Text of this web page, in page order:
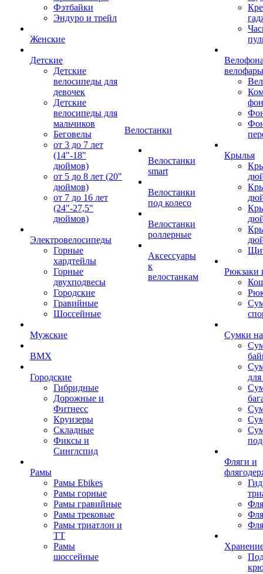
Фэтбайки
Эндуро и трейл
Женские
Детские
Детские
велосипеды для
девочек
Детские
велосипеды для
мальчиков
Беговелы
от 3 до 7 лет
(14"-18"
дюймов)
от 5 до 8 лет (20"
дюймов)
от 7 до 16 лет
(24"-27,5"
дюймов)
Электровелосипеды
Горные
хардтейлы
Горные
двухподвесы
Городские
Гравийные
Шоссейные
Мужские
BMX
Городские
Гибридные
Дорожные и
Фитнесс
Круизеры
Складные
Фиксы и
Синглспид
Рамы
Рамы Ebikes
Рамы горные
Рамы гравийные
Рамы трековые
Рамы триатлон и
ТТ
Рамы
шоссейные
Велостанки
Велостанки
smart
Велостанки
под колесо
Велостанки
роллерные
Аксессуары
к
велостанкам
велофары
Крылья
Рюкзаки
Сумки
Фляги и